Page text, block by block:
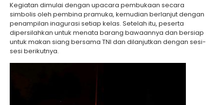
Kegiatan dimulai dengan upacara pembukaan secara
simbolis oleh pembina pramuka, kemudian berlanjut dengan
penampilan inagurasi setiap kelas. Setelah itu, peserta
dipersilahkan untuk menata barang bawaannya dan bersiap
untuk makan siang bersama TNI dan dilanjutkan dengan sesi-
sesi berikutnya.